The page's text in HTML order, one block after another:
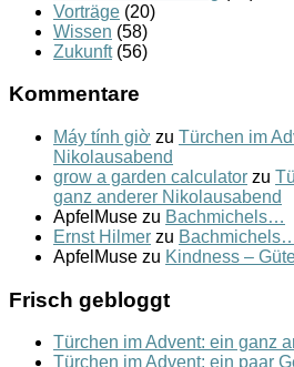
Vorträge (20)
Wissen (58)
Zukunft(56)
Kommentare
Máy tính giờ zu Türchen im
Nikolausabend
grow a garden calculator zu
ganz anderer Nikolausabend
ApfelMuse zu Bachmichels…
Ernst Hilmer zu
ApfelMuse zu Kindness –
Frisch gebloggt
Türchen im Advent: ein ganz
Türchen im Advent: ein paar